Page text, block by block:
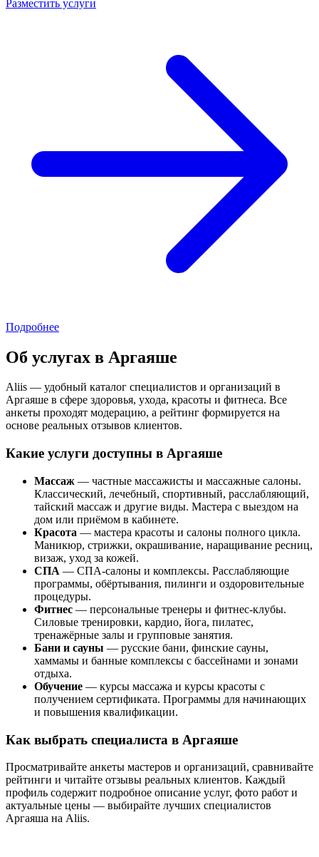
Разместить услуги
Подробнее
Об услугах в Аргаяше
Aliis — удобный каталог специалистов и организаций в
Аргаяше в сфере здоровья, ухода, красоты и фитнеса. Все
анкеты проходят модерацию, а рейтинг формируется на
основе реальных отзывов клиентов.
Какие услуги доступны в Аргаяше
Массаж — частные массажисты и массажные салоны.
Классический, лечебный, спортивный, расслабляющий,
тайский массаж и другие виды. Мастера с выездом на
дом или приёмом в кабинете.
Красота — мастера красоты и салоны полного цикла.
Маникюр, стрижки, окрашивание, наращивание ресниц,
визаж, уход за кожей.
СПА — СПА-салоны и комплексы. Расслабляющие
программы, обёртывания, пилинги и оздоровительные
процедуры.
Фитнес — персональные тренеры и фитнес-клубы.
Силовые тренировки, кардио, йога, пилатес,
тренажёрные залы и групповые занятия.
Бани и сауны — русские бани, финские сауны,
хаммамы и банные комплексы с бассейнами и зонами
отдыха.
Обучение — курсы массажа и курсы красоты с
получением сертификата. Программы для начинающих
и повышения квалификации.
Как выбрать специалиста в Аргаяше
Просматривайте анкеты мастеров и организаций, сравнивайте
рейтинги и читайте отзывы реальных клиентов. Каждый
профиль содержит подробное описание услуг, фото работ и
актуальные цены — выбирайте лучших специалистов
Аргаяша на Aliis.